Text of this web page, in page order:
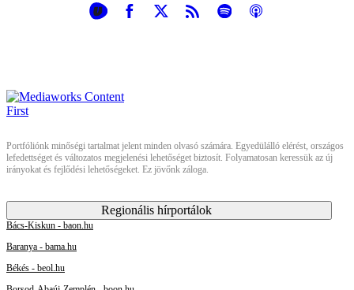
Portfóliónk minőségi tartalmat jelent minden olvasó számára. Egyedülálló elérést, országos
lefedettséget és változatos megjelenési lehetőséget biztosít. Folyamatosan keressük az új
irányokat és fejlődési lehetőségeket. Ez jövőnk záloga.
Regionális hírportálok
Bács-Kiskun - baon.hu
Baranya - bama.hu
Békés - beol.hu